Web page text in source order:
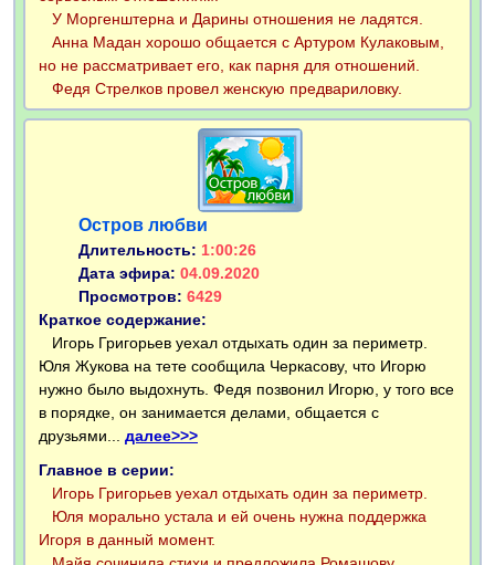
У Моргенштерна и Дарины отношения не ладятся.
Анна Мадан хорошо общается с Артуром Кулаковым,
но не рассматривает его, как парня для отношений.
Федя Стрелков провел женскую предвариловку.
Остров любви
Длительность: 1:00:26
Дата эфира: 04.09.2020
Просмотров: 6429
Краткое содержание:
Игорь Григорьев уехал отдыхать один за периметр.
Юля Жукова на тете сообщила Черкасову, что Игорю
нужно было выдохнуть. Федя позвонил Игорю, у того все
в порядке, он занимается делами, общается с
друзьями... далее>>>
Главное в серии:
Игорь Григорьев уехал отдыхать один за периметр.
Юля морально устала и ей очень нужна поддержка
Игоря в данный момент.